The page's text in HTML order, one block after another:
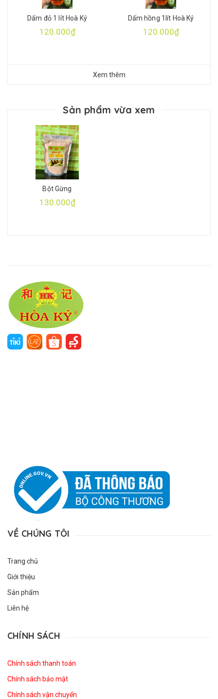
Dấm đỏ 1 lít Hoà Ký
120.000₫
Dấm hồng 1lít Hoà Ký
120.000₫
Xem thêm
Sản phẩm vừa xem
Bột Gừng
130.000₫
VỀ CHÚNG TÔI
Trang chủ
Giới thiệu
Sản phẩm
Liên hệ
CHÍNH SÁCH
Chính sách thanh toán
Chính sách bảo mật
Chính sách vận chuyển